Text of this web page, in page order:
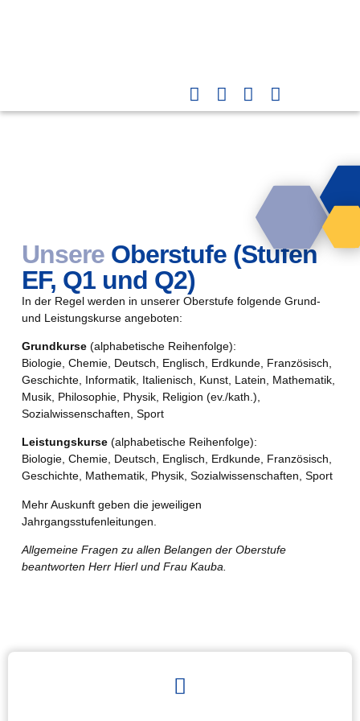
UnsereOberstufe (Stufen
EF, Q1 und Q2)
In der Regel werden in unserer Oberstufe folgende Grund-
und Leistungskurse angeboten:
Grundkurse(alphabetische Reihenfolge):
Biologie, Chemie, Deutsch, Englisch, Erdkunde, Französisch,
Geschichte, Informatik, Italienisch, Kunst, Latein, Mathematik,
Musik, Philosophie, Physik, Religion (ev./kath.),
Sozialwissenschaften, Sport
Leistungskurse(alphabetische Reihenfolge):
Biologie, Chemie, Deutsch, Englisch, Erdkunde, Französisch,
Geschichte, Mathematik, Physik, Sozialwissenschaften, Sport
Mehr Auskunft geben die jeweiligen
Jahrgangsstufenleitungen.
Allgemeine Fragen zu allen Belangen der Oberstufe
beantworten Herr Hierl und Frau Kauba.